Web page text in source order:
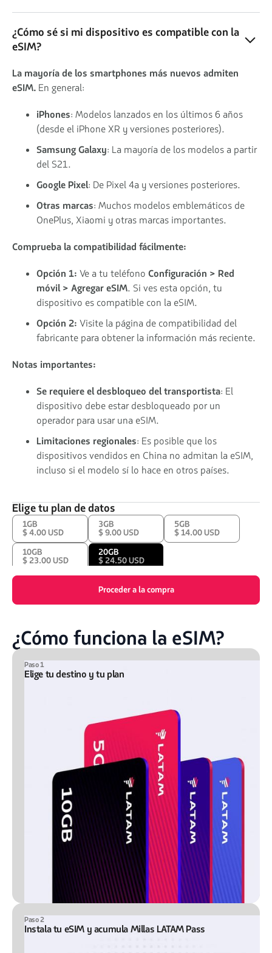
¿Cómo sé si mi dispositivo es compatible con la
eSIM?
La mayoría de los smartphones más nuevos admiten
eSIM. En general:
iPhones: Modelos lanzados en los últimos 6 años
(desde el iPhone XR y versiones posteriores).
Samsung Galaxy: La mayoría de los modelos a partir
del S21.
Google Pixel: De Pixel 4a y versiones posteriores.
Otras marcas: Muchos modelos emblemáticos de
OnePlus, Xiaomi y otras marcas importantes.
Comprueba la compatibilidad fácilmente:
Opción 1: Ve a tu teléfono Configuración > Red
móvil > Agregar eSIM. Si ves esta opción, tu
dispositivo es compatible con la eSIM.
Opción 2: Visite la página de compatibilidad del
fabricante para obtener la información más reciente.
Notas importantes:
Se requiere el desbloqueo del transportista: El
dispositivo debe estar desbloqueado por un
operador para usar una eSIM.
Limitaciones regionales: Es posible que los
dispositivos vendidos en China no admitan la eSIM,
incluso si el modelo sí lo hace en otros países.
Elige tu plan de datos
1GB
$ 4.00 USD
3GB
$ 9.00 USD
5GB
$ 14.00 USD
10GB
$ 23.00 USD
20GB
$ 24.50 USD
Proceder a la compra
¿Cómo funciona la eSIM?
Paso 1
Elige tu destino y tu plan
Paso 2
Instala tu eSIM y acumula Millas LATAM Pass